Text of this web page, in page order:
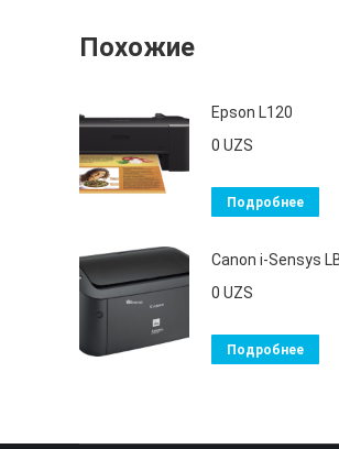
Похожие
Epson L120
0 UZS
Подробнее
Canon i-Sensys
0 UZS
Подробнее